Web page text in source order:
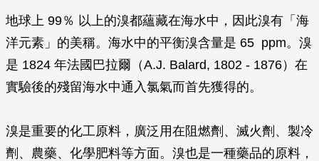
地球上 99％ 以上的溴都蘊藏在海水中，因此溴有「海
洋元素」的美稱。海水中的平衡溴含量是 65 ppm。溴
是 1824 年法國巴拉爾（A.J. Balard, 1802 - 1876）在
實驗後的殘留海水中通入氯氣而首先獲得的。
溴是重要的化工原料，廣泛用在阻燃劑、滅火劑、製冷
劑、農藥、化學肥料等方面。溴也是一種藥品的原料，